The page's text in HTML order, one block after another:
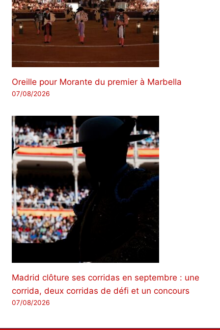
Oreille pour Morante du premier à Marbella
07/08/2026
Madrid clôture ses corridas en septembre : une
corrida, deux corridas de défi et un concours
07/08/2026